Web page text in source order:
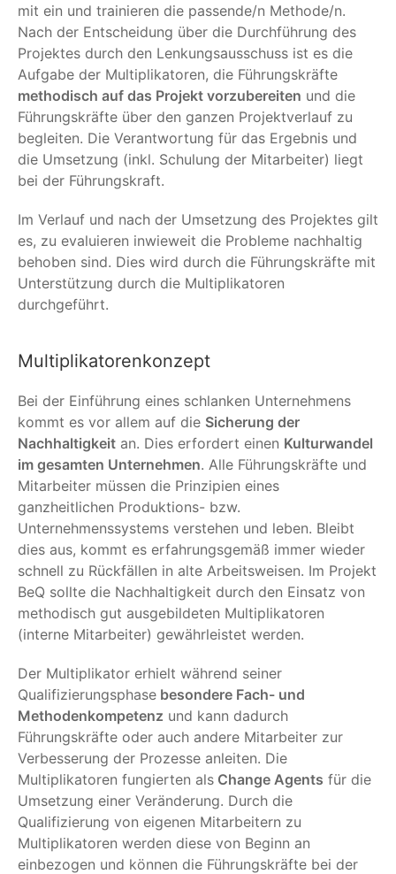
mit ein und trainieren die passende/n Methode/n.
Nach der Entscheidung über die Durchführung des
Projektes durch den Lenkungsausschuss ist es die
Aufgabe der Multiplikatoren, die Führungskräfte
methodisch auf das Projekt vorzubereiten und die
Führungskräfte über den ganzen Projektverlauf zu
begleiten. Die Verantwortung für das Ergebnis und
die Umsetzung (inkl. Schulung der Mitarbeiter) liegt
bei der Führungskraft.
Im Verlauf und nach der Umsetzung des Projektes gilt
es, zu evaluieren inwieweit die Probleme nachhaltig
behoben sind. Dies wird durch die Führungskräfte mit
Unterstützung durch die Multiplikatoren
durchgeführt.
Multiplikatorenkonzept
Bei der Einführung eines schlanken Unternehmens
kommt es vor allem auf die Sicherung der
Nachhaltigkeit an. Dies erfordert einen Kulturwandel
im gesamten Unternehmen. Alle Führungskräfte und
Mitarbeiter müssen die Prinzipien eines
ganzheitlichen Produktions- bzw.
Unternehmenssystems verstehen und leben. Bleibt
dies aus, kommt es erfahrungsgemäß immer wieder
schnell zu Rückfällen in alte Arbeitsweisen. Im Projekt
BeQ sollte die Nachhaltigkeit durch den Einsatz von
methodisch gut ausgebildeten Multiplikatoren
(interne Mitarbeiter) gewährleistet werden.
Der Multiplikator erhielt während seiner
Qualifizierungsphase besondere Fach- und
Methodenkompetenz und kann dadurch
Führungskräfte oder auch andere Mitarbeiter zur
Verbesserung der Prozesse anleiten. Die
Multiplikatoren fungierten als Change Agents für die
Umsetzung einer Veränderung. Durch die
Qualifizierung von eigenen Mitarbeitern zu
Multiplikatoren werden diese von Beginn an
einbezogen und können die Führungskräfte bei der